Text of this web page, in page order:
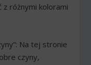
różnymi kolorami
Na tej stronie
czyny,